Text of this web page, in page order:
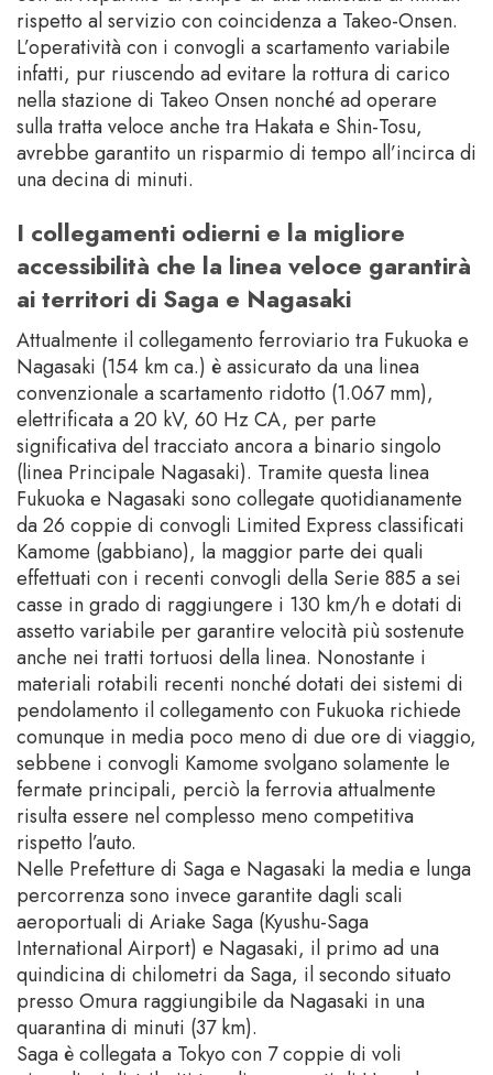
rispetto al servizio con coincidenza a Takeo-Onsen.
L’operatività con i convogli a scartamento variabile
infatti, pur riuscendo ad evitare la rottura di carico
nella stazione di Takeo Onsen nonché ad operare
sulla tratta veloce anche tra Hakata e Shin-Tosu,
avrebbe garantito un risparmio di tempo all’incirca di
una decina di minuti.
I collegamenti odierni e la migliore
accessibilità che la linea veloce garantirà
ai territori di Saga e Nagasaki
Attualmente il collegamento ferroviario tra Fukuoka e
Nagasaki (154 km ca.) è assicurato da una linea
convenzionale a scartamento ridotto (1.067 mm),
elettrificata a 20 kV, 60 Hz CA, per parte
significativa del tracciato ancora a binario singolo
(linea Principale Nagasaki). Tramite questa linea
Fukuoka e Nagasaki sono collegate quotidianamente
da 26 coppie di convogli Limited Express classificati
Kamome (gabbiano), la maggior parte dei quali
effettuati con i recenti convogli della Serie 885 a sei
casse in grado di raggiungere i 130 km/h e dotati di
assetto variabile per garantire velocità più sostenute
anche nei tratti tortuosi della linea. Nonostante i
materiali rotabili recenti nonché dotati dei sistemi di
pendolamento il collegamento con Fukuoka richiede
comunque in media poco meno di due ore di viaggio,
sebbene i convogli Kamome svolgano solamente le
fermate principali, perciò la ferrovia attualmente
risulta essere nel complesso meno competitiva
rispetto l’auto.
Nelle Prefetture di Saga e Nagasaki la media e lunga
percorrenza sono invece garantite dagli scali
aeroportuali di Ariake Saga (Kyushu-Saga
International Airport) e Nagasaki, il primo ad una
quindicina di chilometri da Saga, il secondo situato
presso Omura raggiungibile da Nagasaki in una
quarantina di minuti (37 km).
Saga è collegata a Tokyo con 7 coppie di voli